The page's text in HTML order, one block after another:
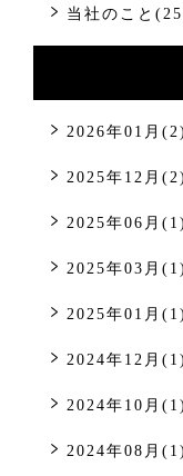
当社のこと
2026年01月(2)
2025年12月(2)
2025年06月(1)
2025年03月(1)
2025年01月(1)
2024年12月(1)
2024年10月(1)
2024年08月(1)